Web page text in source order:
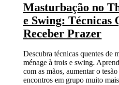
Masturbação no
e Swing: Técnicas
Receber Prazer
Descubra técnicas quentes de
ménage à trois e swing.
com as mãos, aumentar o
encontros em grupo muito